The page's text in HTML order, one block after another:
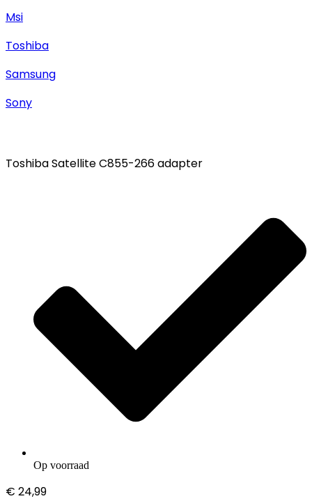
Msi
Toshiba
Samsung
Sony
Toshiba Satellite C855-266 adapter
Op voorraad
€ 24,99